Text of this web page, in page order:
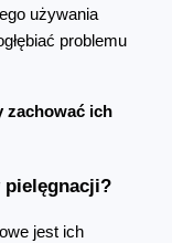
używania
problemu
zachować ich
pielęgnacji?
jest ich